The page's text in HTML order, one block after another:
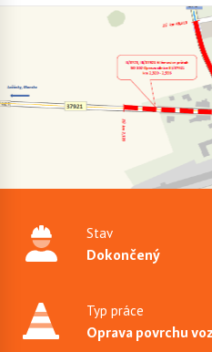
Stav
Dokončený
Typ práce
Oprava povrchu